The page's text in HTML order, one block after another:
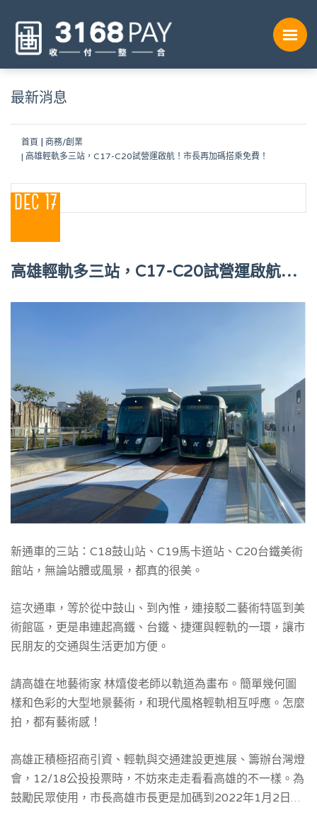
最新消息
首頁
商務/創業
高雄輕軌多三站，C17-C20試營運啟航！市長再加碼搭乘免費！
DEC 17
高雄輕軌多三站，C17-C20試營運啟航！
新通車的三站：C18鼓山站、C19馬卡道站、C20台鐵美術
館站，無論站體或風景，都真的很美。
這次通車，等於從中鼓山、到內惟，連接駁二藝術特區到美
術館區，更是串連起高鐵、台鐵、捷運與輕軌的一環，讓市
民朋友的交通與生活更加方便。
請高雄在地藝術家 林熺俊老師以軌道為畫布。簡單幾何圖
樣和色彩的大型地景藝術，和現代風格輕軌相互呼應。怎麼
拍，都有藝術感！
高雄正積極招商引資、輕軌與交通建設更進展、籌辦台灣燈
會，12/18公投投票時，不妨來走走看看高雄的不一樣。為
鼓勵民眾使用，市長高雄市長更是加碼到2022年1月2日